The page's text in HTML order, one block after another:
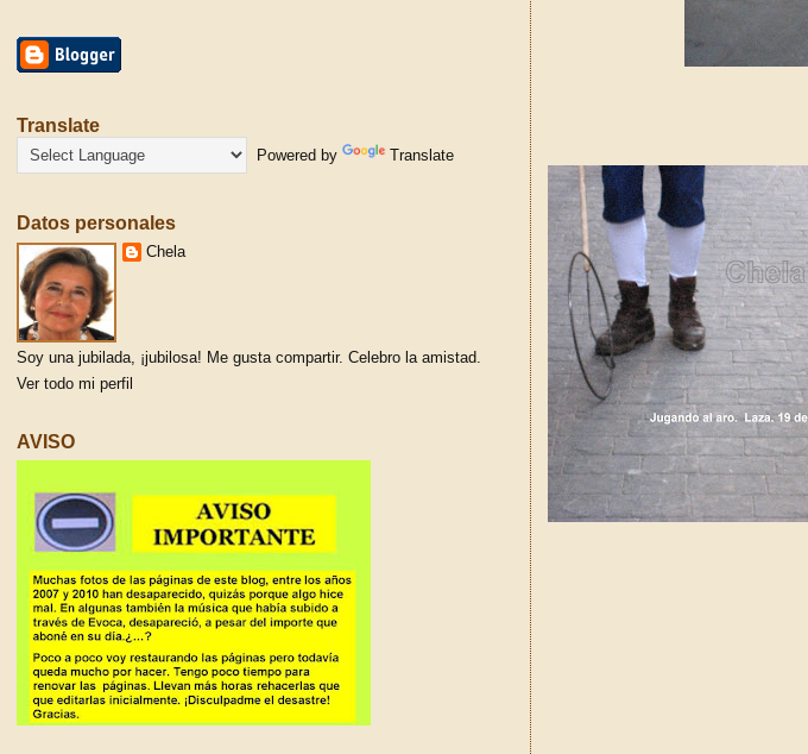
Translate
Powered by Translate
Datos personales
Chela
Soy una jubilada, ¡jubilosa! Me gusta compartir. Celebro la amistad.
Ver todo mi perfil
AVISO